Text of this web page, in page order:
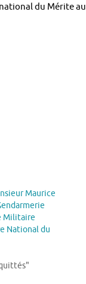
du Mérite au
Maurice
Militaire
National du